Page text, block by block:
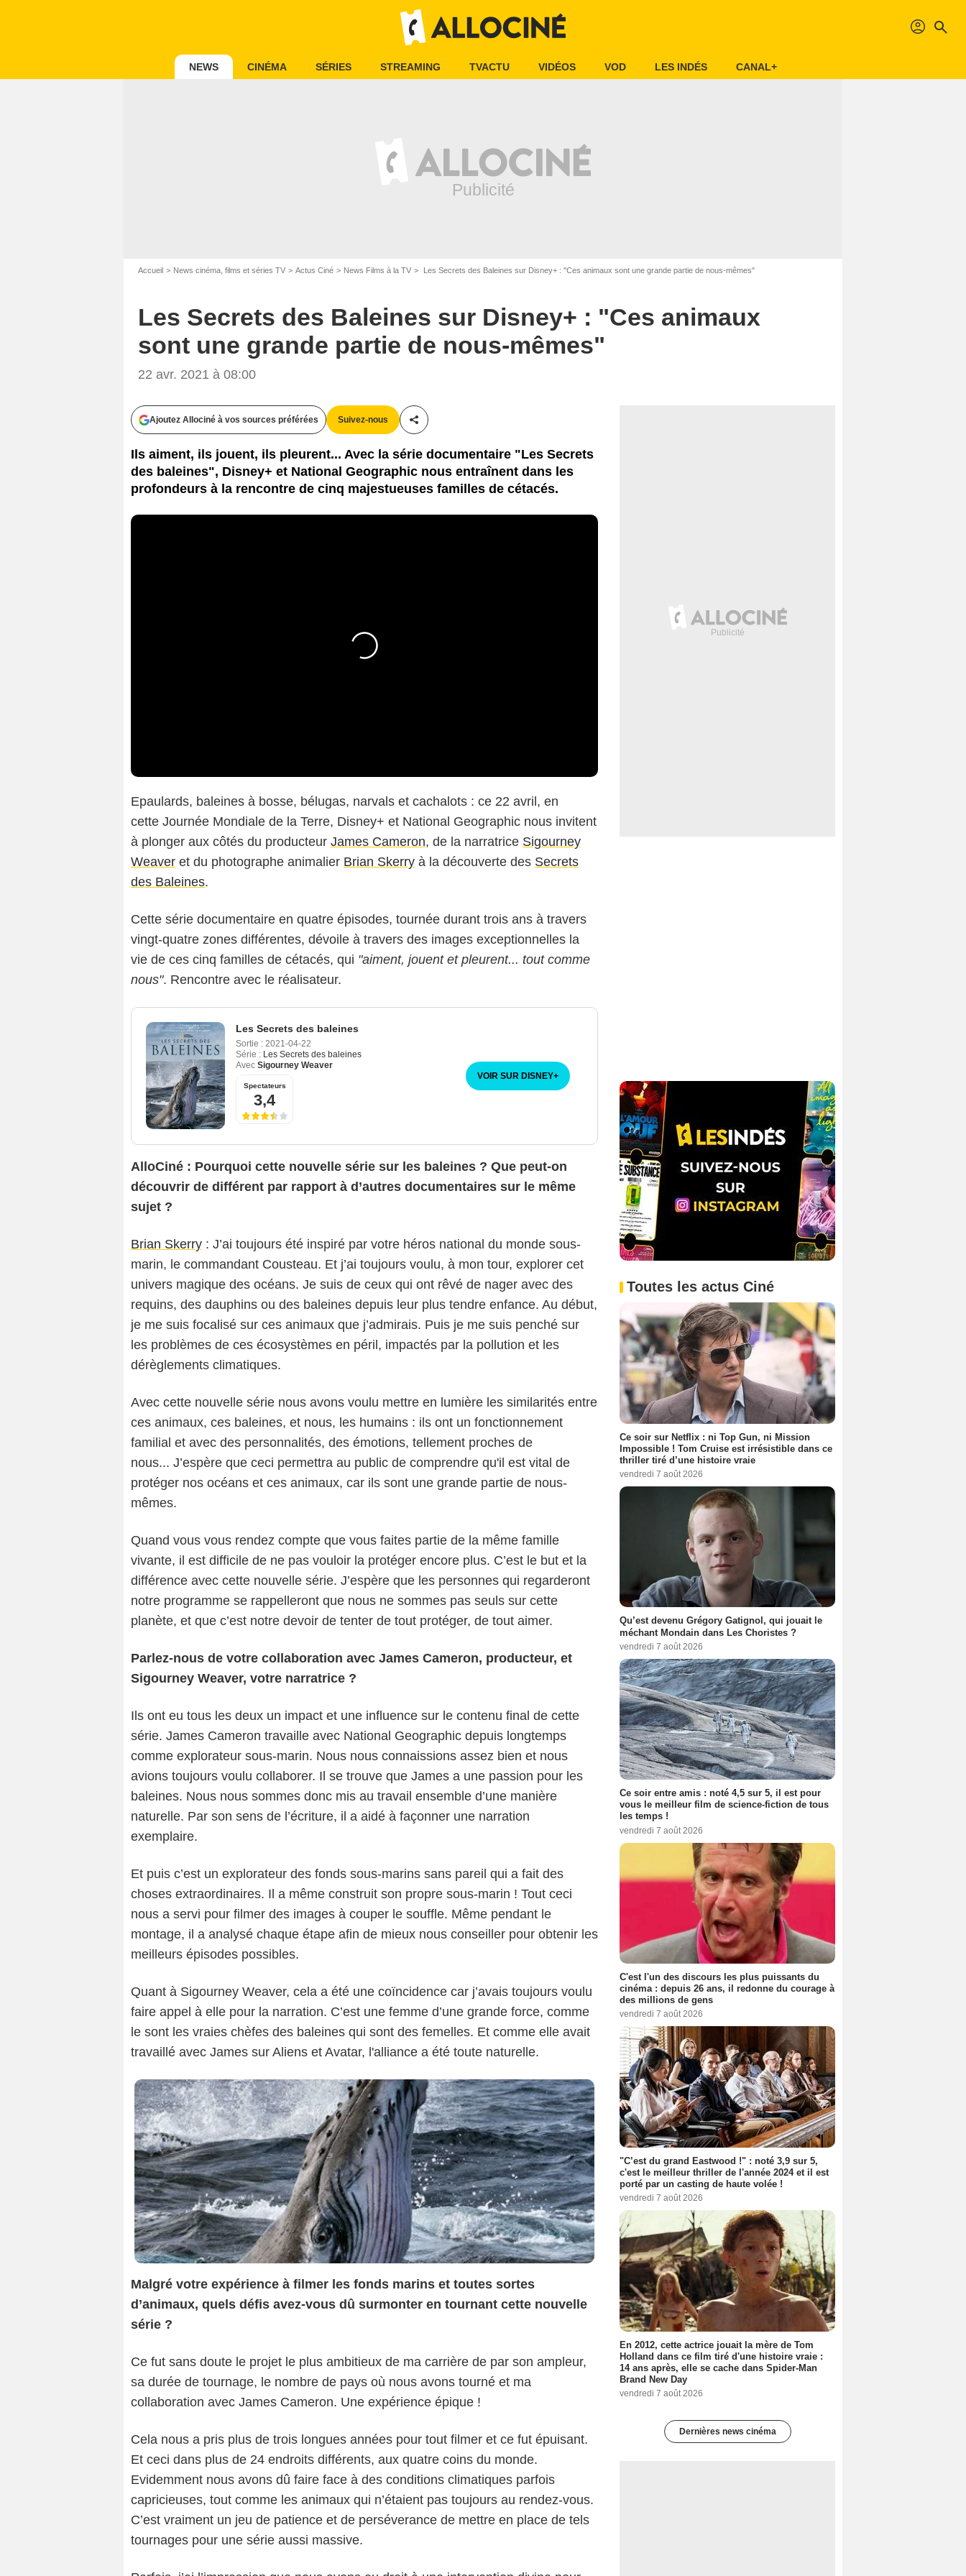
profil search
NEWS CINÉMA SÉRIES STREAMING TVACTU VIDÉOS VOD LES INDÉS CANAL+
Accueil News cinéma, films et séries TV Actus Ciné News Films à la TV Les Secrets des Baleines sur Disney+ : "Ces animaux sont une grande partie de nous-mêmes"
Les Secrets des Baleines sur Disney+ : "Ces animaux
sont une grande partie de nous-mêmes"
22 avr. 2021 à 08:00
Ajoutez Allociné à vos sources préférées Suivez-nous
Partager cet article
Ils aiment, ils jouent, ils pleurent... Avec la série documentaire "Les Secrets
des baleines", Disney+ et National Geographic nous entraînent dans les
profondeurs à la rencontre de cinq majestueuses familles de cétacés.
Epaulards, baleines à bosse, bélugas, narvals et cachalots : ce 22 avril, en
cette Journée Mondiale de la Terre, Disney+ et National Geographic nous invitent
à plonger aux côtés du producteur James Cameron, de la narratrice Sigourney
Weaver et du photographe animalier Brian Skerry à la découverte des Secrets
des Baleines.
Cette série documentaire en quatre épisodes, tournée durant trois ans à travers
vingt-quatre zones différentes, dévoile à travers des images exceptionnelles la
vie de ces cinq familles de cétacés, qui "aiment, jouent et pleurent... tout comme
nous". Rencontre avec le réalisateur.
Les Secrets des baleines
Sortie : 2021-04-22
Série : Les Secrets des baleines
Avec Sigourney Weaver
Spectateurs
3,4
VOIR SUR DISNEY+
AlloCiné : Pourquoi cette nouvelle série sur les baleines ? Que peut-on
découvrir de différent par rapport à d’autres documentaires sur le même
sujet ?
Brian Skerry : J’ai toujours été inspiré par votre héros national du monde sous-
marin, le commandant Cousteau. Et j’ai toujours voulu, à mon tour, explorer cet
univers magique des océans. Je suis de ceux qui ont rêvé de nager avec des
requins, des dauphins ou des baleines depuis leur plus tendre enfance. Au début,
je me suis focalisé sur ces animaux que j’admirais. Puis je me suis penché sur
les problèmes de ces écosystèmes en péril, impactés par la pollution et les
dérèglements climatiques.
Avec cette nouvelle série nous avons voulu mettre en lumière les similarités entre
ces animaux, ces baleines, et nous, les humains : ils ont un fonctionnement
familial et avec des personnalités, des émotions, tellement proches de
nous... J’espère que ceci permettra au public de comprendre qu'il est vital de
protéger nos océans et ces animaux, car ils sont une grande partie de nous-
mêmes.
Quand vous vous rendez compte que vous faites partie de la même famille
vivante, il est difficile de ne pas vouloir la protéger encore plus. C’est le but et la
différence avec cette nouvelle série. J’espère que les personnes qui regarderont
notre programme se rappelleront que nous ne sommes pas seuls sur cette
planète, et que c’est notre devoir de tenter de tout protéger, de tout aimer.
Parlez-nous de votre collaboration avec James Cameron, producteur, et
Sigourney Weaver, votre narratrice ?
Ils ont eu tous les deux un impact et une influence sur le contenu final de cette
série. James Cameron travaille avec National Geographic depuis longtemps
comme explorateur sous-marin. Nous nous connaissions assez bien et nous
avions toujours voulu collaborer. Il se trouve que James a une passion pour les
baleines. Nous nous sommes donc mis au travail ensemble d’une manière
naturelle. Par son sens de l’écriture, il a aidé à façonner une narration
exemplaire.
Et puis c’est un explorateur des fonds sous-marins sans pareil qui a fait des
choses extraordinaires. Il a même construit son propre sous-marin ! Tout ceci
nous a servi pour filmer des images à couper le souffle. Même pendant le
montage, il a analysé chaque étape afin de mieux nous conseiller pour obtenir les
meilleurs épisodes possibles.
Quant à Sigourney Weaver, cela a été une coïncidence car j’avais toujours voulu
faire appel à elle pour la narration. C’est une femme d’une grande force, comme
le sont les vraies chèfes des baleines qui sont des femelles. Et comme elle avait
travaillé avec James sur Aliens et Avatar, l'alliance a été toute naturelle.
Malgré votre expérience à filmer les fonds marins et toutes sortes
d’animaux, quels défis avez-vous dû surmonter en tournant cette nouvelle
série ?
Ce fut sans doute le projet le plus ambitieux de ma carrière de par son ampleur,
sa durée de tournage, le nombre de pays où nous avons tourné et ma
collaboration avec James Cameron. Une expérience épique !
Cela nous a pris plus de trois longues années pour tout filmer et ce fut épuisant.
Et ceci dans plus de 24 endroits différents, aux quatre coins du monde.
Evidemment nous avons dû faire face à des conditions climatiques parfois
capricieuses, tout comme les animaux qui n’étaient pas toujours au rendez-vous.
C’est vraiment un jeu de patience et de perséverance de mettre en place de tels
tournages pour une série aussi massive.
Toutes les actus Ciné
Ce soir sur Netflix : ni Top Gun, ni Mission
Impossible ! Tom Cruise est irrésistible dans ce
thriller tiré d’une histoire vraie
vendredi 7 août 2026
Qu’est devenu Grégory Gatignol, qui jouait le
méchant Mondain dans Les Choristes ?
vendredi 7 août 2026
Ce soir entre amis : noté 4,5 sur 5, il est pour
vous le meilleur film de science-fiction de tous
les temps !
vendredi 7 août 2026
C'est l'un des discours les plus puissants du
cinéma : depuis 26 ans, il redonne du courage à
des millions de gens
vendredi 7 août 2026
"C’est du grand Eastwood !" : noté 3,9 sur 5,
c'est le meilleur thriller de l'année 2024 et il est
porté par un casting de haute volée !
vendredi 7 août 2026
En 2012, cette actrice jouait la mère de Tom
Holland dans ce film tiré d'une histoire vraie :
14 ans après, elle se cache dans Spider-Man
Brand New Day
vendredi 7 août 2026
Dernières news cinéma